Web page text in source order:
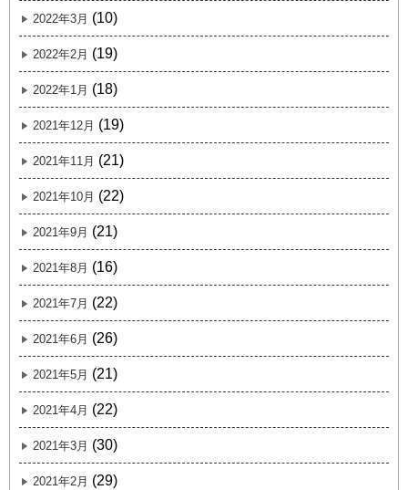
2022年3月 (10)
2022年2月 (19)
2022年1月 (18)
2021年12月 (19)
2021年11月 (21)
2021年10月 (22)
2021年9月 (21)
2021年8月 (16)
2021年7月 (22)
2021年6月 (26)
2021年5月 (21)
2021年4月 (22)
2021年3月 (30)
2021年2月 (29)